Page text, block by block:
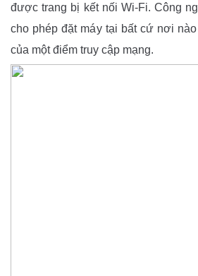
được trang bị kết nối Wi-Fi. Công
cho phép đặt máy tại bất cứ nơi
của một điểm truy cập mạng.